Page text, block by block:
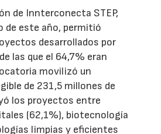
de Innterconecta STEP,
de este año, permitió
desarrollados por
las que el 64,7% eran
movilizó un
de 231,5 millones de
los proyectos entre
(62,1%), biotecnología
limpias y eficientes